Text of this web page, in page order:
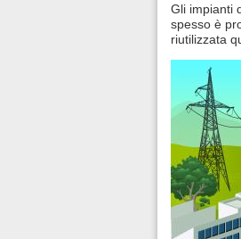
Gli impianti
spesso è
riutilizzata